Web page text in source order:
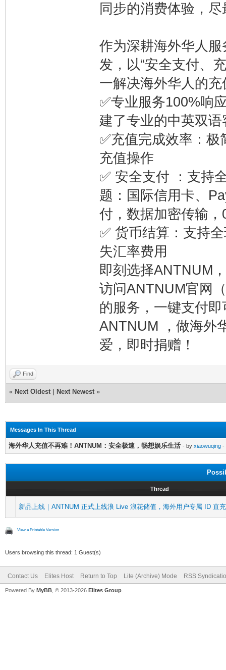
同步的消费体验，
作为深耕海外华人
发，以“安全支付、
一解决海外华人的
✅专业服务100%响
建了专业的中英双
✅充值完成效率‌：
充值操作
✅ 安全支付‌ ：支持
题：国际信用卡、
付，数据加密传输
✅ 货币结算：支持
失汇率费用
即刻选择ANTNUM
访问ANTNUM官网
的服务，一键支付
ANTNUM ，做海外
爱，即时捐赠！
Find
« Next Oldest Next Newest »
Messages In This Thread
海外华人充值不再难！ANTNUM：安全极速，畅想娱乐生活 - by xiaowuqing -
Thread
新品上线｜ANTNUM 正式上线浪 Live 浪花储值，海外用户专属 ID 直
View a Printable Version
Users browsing this thread: 1 Guest(s)
Contact Us Elites Host Return to Top Lite (Archive) Mode RSS
Powered By MyBB , © 2013-2026 Elites Group